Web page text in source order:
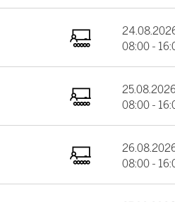
08:00 -
25.08.2026
08:00 -
08:00 -